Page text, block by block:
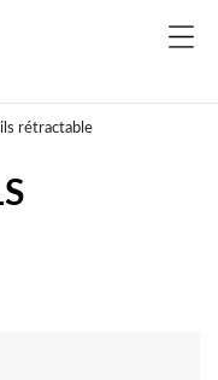
rétractable